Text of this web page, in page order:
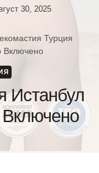
30, 2025
Турция
Включено
Истанбул